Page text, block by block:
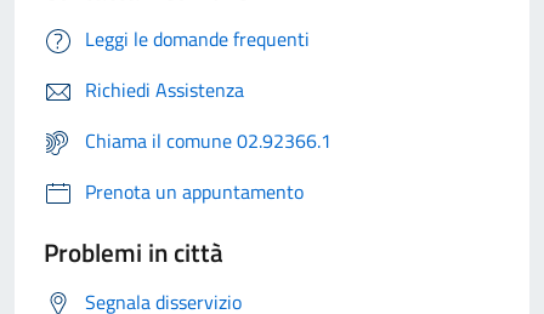
Leggi le domande frequenti
Richiedi Assistenza
Chiama il comune 02.92366.1
Prenota un appuntamento
Problemi in città
Segnala disservizio